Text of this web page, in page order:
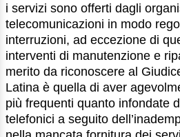
i servizi sono offerti dagli
telecomunicazioni in modo
interruzioni, ad eccezione di
interventi di manutenzione e
merito da riconoscere al
Latina è quella di aver
più frequenti quanto infondate
telefonici a seguito